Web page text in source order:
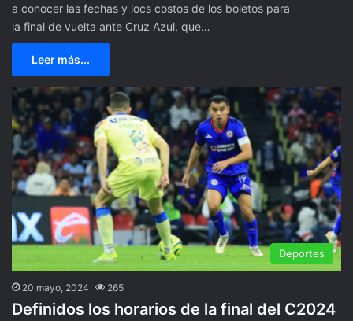
a conocer las fechas y locs costos de los boletos para
la final de vuelta ante Cruz Azul, que…
Leer más...
Deportes
20 mayo, 2024 265
Definidos los horarios de la final del C2024